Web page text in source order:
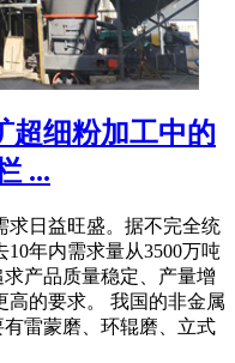
超细粉加工中的
...
求日益旺盛。据不完全统
年内需求量从3500万吨
产品质量稳定、产量增
高的要求。 我国的非金属
雷蒙磨、环辊磨、立式